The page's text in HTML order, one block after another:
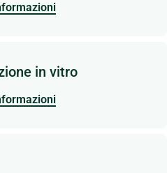
in vitro